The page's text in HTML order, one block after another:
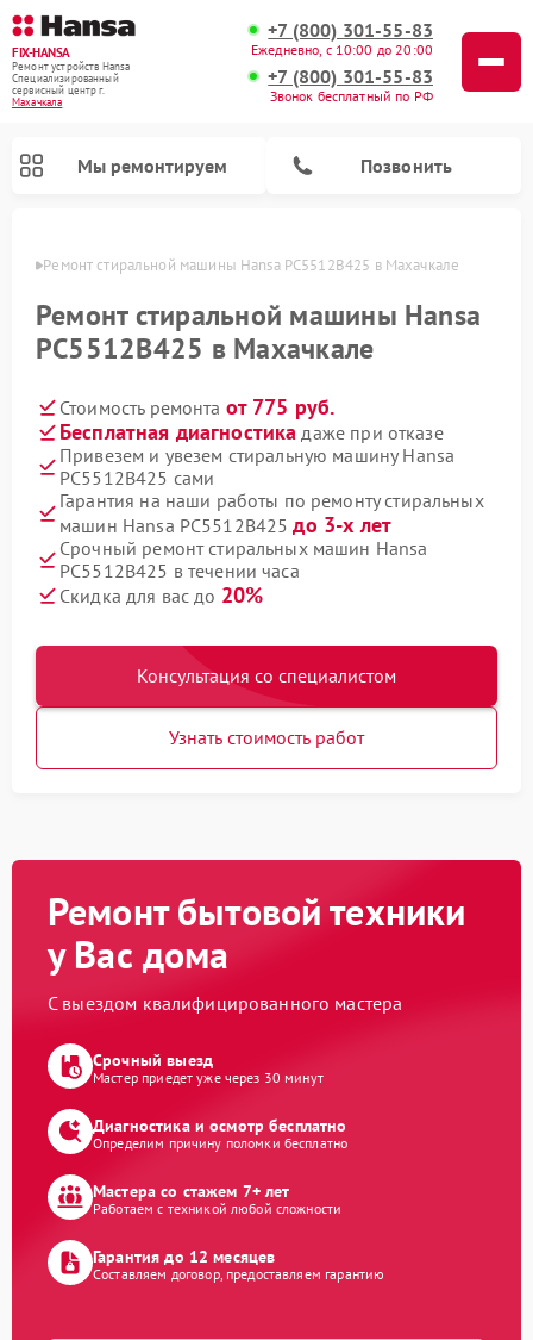
FIX-HANSA
Ремонт устройств Hansa
Специализированный
cервисный центр г.
Махачкала
+7 (800) 301-55-83
Ежедневно, с 10:00 до 20:00
+7 (800) 301-55-83
Звонок бесплатный по РФ
Мы ремонтируем Позвонить
Ремонт стиральной машины Hansa PC5512B425 в Махачкале
Ремонт стиральной машины Hansa
PC5512B425 в Махачкале
Стоимость ремонта от 775 руб.
Бесплатная диагностика даже при отказе
Привезем и увезем стиральную машину Hansa
PC5512B425 сами
Гарантия на наши работы по ремонту стиральных
машин Hansa PC5512B425до 3-х лет
Срочный ремонт стиральных машин Hansa
PC5512B425 в течении часа
Скидка для вас до 20%
Консультация со специалистом
Узнать стоимость работ
Ремонт бытовой техники
у Вас дома
С выездом квалифицированного мастера
Срочный выезд
Мастер приедет уже через 30 минут
Диагностика и осмотр бесплатно
Определим причину поломки бесплатно
Мастера со стажем 7+ лет
Работаем с техникой любой сложности
Гарантия до 12 месяцев
Составляем договор, предоставляем гарантию